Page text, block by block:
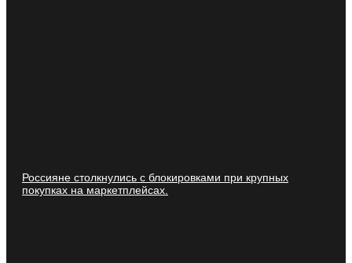
Россияне столкнулись с блокировками при крупных
покупках на маркетплейсах.